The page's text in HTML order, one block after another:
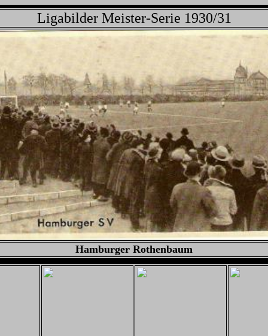
Ligabilder Meister-Serie 1930/31
Hamburger Rothenbaum